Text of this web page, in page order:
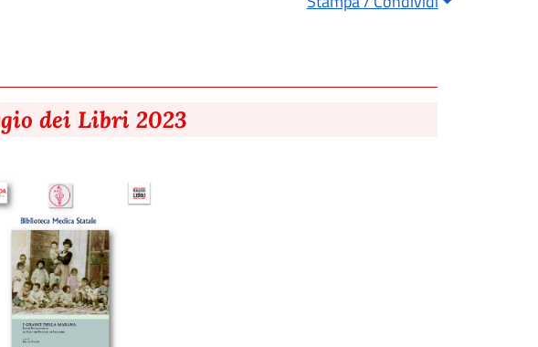
dei Libri 2023